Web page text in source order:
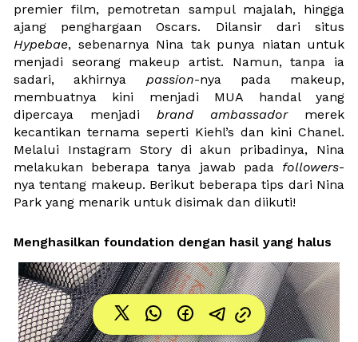
premier film, pemotretan sampul majalah, hingga
Hypebae, sebenarnya Nina tak punya niatan untuk
menjadi seorang makeup artist. Namun, tanpa ia
sadari, akhirnya passion-nya pada makeup,
membuatnya kini menjadi MUA handal yang
dipercaya menjadi brand ambassador merek
kecantikan ternama seperti Kiehl’s dan kini Chanel.
Melalui Instagram Story di akun pribadinya, Nina
melakukan beberapa tanya jawab pada followers-
nya tentang makeup. Berikut beberapa tips dari Nina
Park yang menarik untuk disimak dan diikuti!
Menghasilkan foundation dengan hasil yang halus